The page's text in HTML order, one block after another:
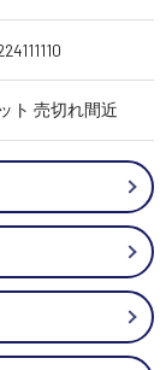
ト 売切れ間近